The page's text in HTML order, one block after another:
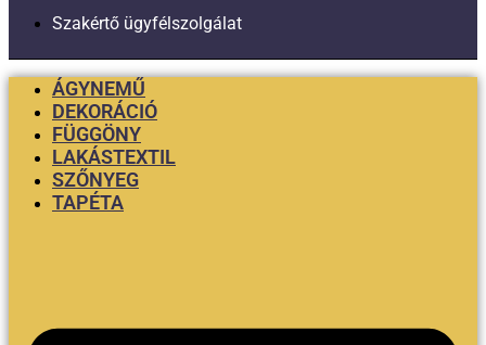
Szakértő ügyfélszolgálat
ÁGYNEMŰ
DEKORÁCIÓ
FÜGGÖNY
LAKÁSTEXTIL
SZŐNYEG
TAPÉTA